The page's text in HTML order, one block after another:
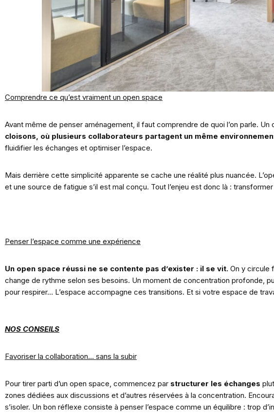
Comprendre ce qu’est vraiment un open space
Avant même de penser aménagement, il faut comprendre de quoi l’on parle. Un
cloisons, où plusieurs collaborateurs partagent un même
fluidifier les échanges et optimiser l’espace.
Mais derrière cette simplicité apparente se cache une réalité plus nuancée.
et une source de fatigue s’il est mal conçu. Tout l’enjeu est donc là :
Penser l’espace comme une expérience
Un open space réussi ne se contente pas d’exister : il se vit. On y circule
change de rythme selon ses besoins. Un moment de concentration profonde,
pour respirer… L’espace accompagne ces transitions. Et si votre espace de
NOS CONSEILS
Favoriser la collaboration… sans la subir
Pour tirer parti d’un open space, commencez par structurer les échanges
zones dédiées aux discussions et d’autres réservées à la concentration.
s’isoler. Un bon réflexe consiste à penser l’espace comme un équilibre : trop